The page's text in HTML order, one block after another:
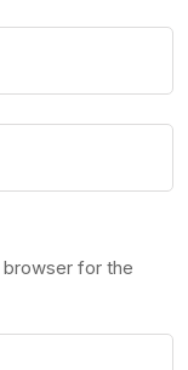
browser for the